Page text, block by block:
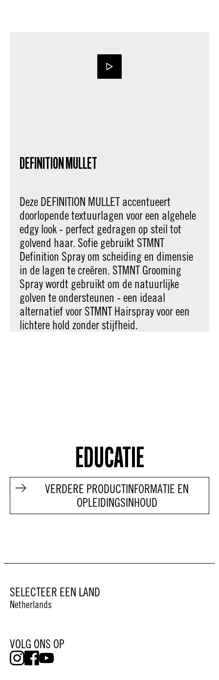
DEFINITION MULLET
Deze DEFINITION MULLET accentueert
doorlopende textuurlagen voor een algehele
edgy look - perfect gedragen op steil tot
golvend haar. Sofie gebruikt STMNT
Definition Spray om scheiding en dimensie
in de lagen te creëren. STMNT Grooming
Spray wordt gebruikt om de natuurlijke
golven te ondersteunen - een ideaal
alternatief voor STMNT Hairspray voor een
lichtere hold zonder stijfheid.
EDUCATIE
VERDERE PRODUCTINFORMATIE EN
OPLEIDINGSINHOUD
SELECTEER EEN LAND
Netherlands
VOLG ONS OP